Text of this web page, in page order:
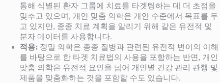
통해 식별된 환자 그룹에 치료를 타겟팅하는 데 더 초점을
맞추고 있으며, 개인 맞춤 의학은 개인 수준에서 목표를 두
고 있지만, 종종 치료 계획을 알리기 위해 같은 유전적 및
분자 데이터를 사용합니다.
적용: 정밀 의학은 종종 질병과 관련된 유전적 변이의 이해
를 바탕으로 한 타겟 치료법의 사용을 포함하는 반면, 개인
맞춤 의학은 유전적 요인을 넘어 개인별 건강 관리 관행 및
제품을 맞춤화하는 것을 포함할 수도 있습니다.